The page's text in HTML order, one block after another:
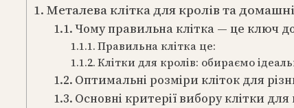
Металева клітка для кролів та
Чому правильна клітка — це ключ до
Правильна клітка це:
Клітки для кролів: обираємо
Оптимальні розміри кліток для
Основні критерії вибору клітки для